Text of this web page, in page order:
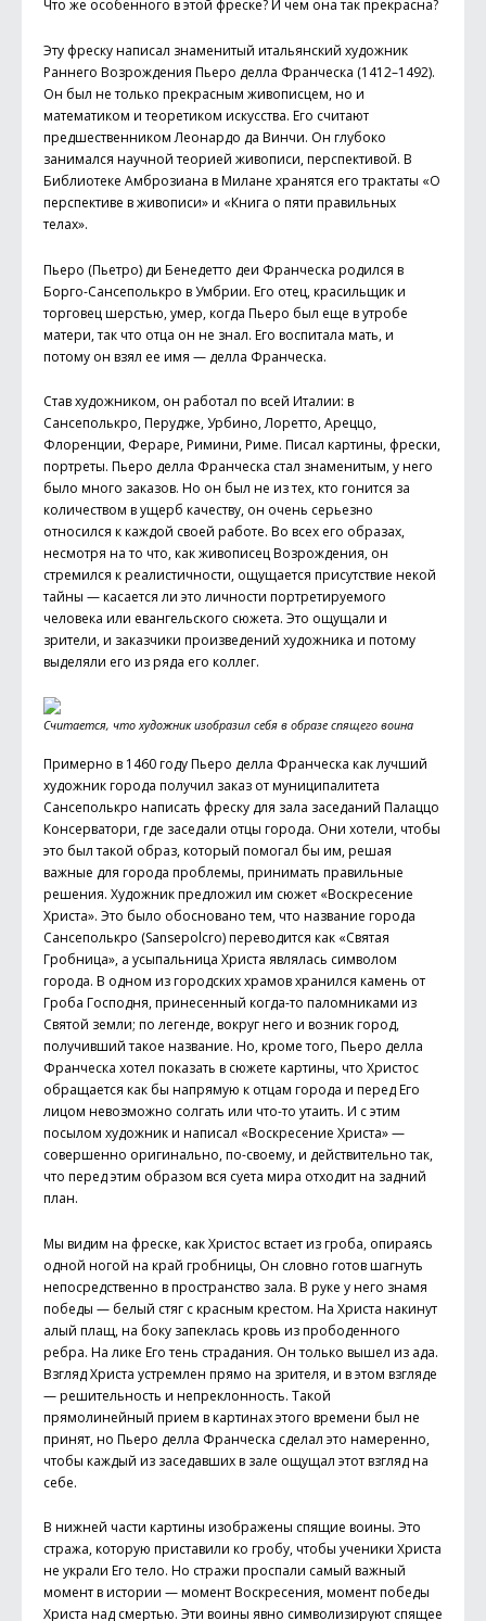
Что же особенного в этой фреске? И чем она так прекрасна?
Эту фреску написал знаменитый итальянский художник
Раннего Возрождения Пьеро делла Франческа (1412–1492).
Он был не только прекрасным живописцем, но и
математиком и теоретиком искусства. Его считают
предшественником Леонардо да Винчи. Он глубоко
занимался научной теорией живописи, перспективой. В
Библиотеке Амброзиана в Милане хранятся его трактаты «О
перспективе в живописи» и «Книга о пяти правильных
телах».
Пьеро (Пьетро) ди Бенедетто деи Франческа родился в
Борго-Сансеполькро в Умбрии. Его отец, красильщик и
торговец шерстью, умер, когда Пьеро был еще в утробе
матери, так что отца он не знал. Его воспитала мать, и
потому он взял ее имя — делла Франческа.
Став художником, он работал по всей Италии: в
Сансеполькро, Перудже, Урбино, Лоретто, Ареццо,
Флоренции, Фераре, Римини, Риме. Писал картины, фрески,
порт­реты. Пьеро делла Франческа стал знаменитым, у него
было много заказов. Но он был не из тех, кто гонится за
количеством в ущерб качеству, он очень серьезно
относился к каждой своей работе. Во всех его образах,
несмотря на то что, как живописец Возрождения, он
стремился к реалистичности, ощущается присутствие некой
тайны — касается ли это личности портретируемого
человека или евангельского сюжета. Это ощущали и
зрители, и заказчики произведений художника и потому
выделяли его из ряда его коллег.
Считается, что художник изобразил себя в образе спящего воина
Примерно в 1460 году Пьеро делла Франческа как лучший
художник города получил заказ от муниципалитета
Сансеполькро написать фреску для зала заседаний Палаццо
Консерватори, где заседали отцы города. Они хотели, чтобы
это был такой образ, который помогал бы им, решая
важные для города проблемы, принимать правильные
решения. Художник предложил им сюжет «Воскресение
Христа». Это было обосновано тем, что название города
Сансеполькро (Sansepolcro) переводится как «Святая
Гробница», а усыпальница Христа являлась символом
города. В одном из городских храмов хранился камень от
Гроба Господня, принесенный когда-то паломниками из
Святой земли; по легенде, вокруг него и возник город,
получивший такое название. Но, кроме того, Пьеро делла
Франческа хотел показать в сюжете картины, что Христос
обращается как бы напрямую к отцам города и перед Его
лицом невозможно солгать или что-то утаить. И с этим
посылом художник и написал «Воскресение Христа» —
совершенно оригинально, по-своему, и действительно так,
что перед этим образом вся суета мира отходит на зад­ний
план.
Мы видим на фреске, как Христос встает из гроба, опираясь
одной ногой на край гробницы, Он словно готов шагнуть
непосредственно в пространство зала. В руке у него знамя
победы — белый стяг с красным крестом. На Христа накинут
алый плащ, на боку запеклась кровь из прободенного
ребра. На лике Его тень страдания. Он только вышел из ада.
Взгляд Христа устремлен прямо на зрителя, и в этом взгляде
— решительность и непреклонность. Такой
прямолинейный прием в картинах этого времени был не
принят, но Пьеро делла Франческа сделал это намеренно,
чтобы каждый из заседавших в зале ощущал этот взгляд на
себе.
В нижней части картины изображены спящие воины. Это
стража, которую приставили ко гробу, чтобы ученики Христа
не украли Его тело. Но стражи проспали самый важный
момент в истории — момент Воскресения, момент победы
Христа над смертью. Эти воины явно символизируют спящее